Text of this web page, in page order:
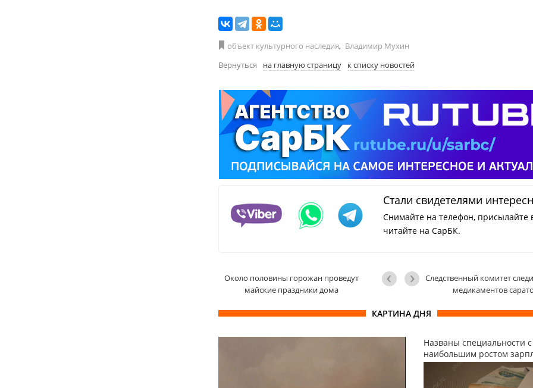
объект культурного наследия, Владимир Мухин
Вернуться
на главную страницу к списку новостей
Стали свидетелями
Снимайте на телефон, присылайте
читайте на СарБК.
Около половины горожан проведут
майские праздники дома
Следственный комитет
медикаментов
КАРТИНА ДНЯ
Названы специальности с
наибольшим ростом